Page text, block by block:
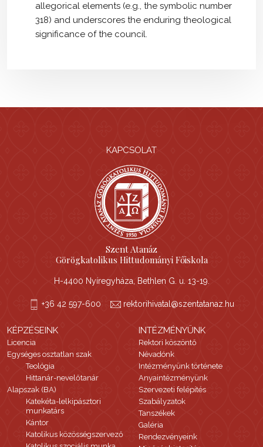
allegorical elements (e.g., the symbolic number
318) and underscores the enduring theological
significance of the council.
KAPCSOLAT
Szent Atanáz
Görögkatolikus Hittudományi Főiskola
H-4400 Nyíregyháza, Bethlen G. u. 13-19.
+36 42 597-600 rektorihivatal@szentatanaz.hu
KÉPZÉSEINK
Licencia
Egységes osztatlan szak
Teológia
Hittanár-nevelőtanár
Alapszak (BA)
Katekéta-lelkipásztori
munkatárs
Kántor
Katolikus közösségszervező
INTÉZMÉNYÜNK
Rektori köszöntő
Névadónk
Intézményünk története
Anyaintézményünk
Szervezeti felépítés
Szabályzatok
Tanszékek
Galéria
Rendezvényeink